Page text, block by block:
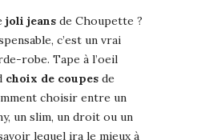
joli jeans de Choupette ?
c’est un vrai
robe. Tape à l’oeil
choix de coupes de
choisir entre un
un slim, un droit ou un
lequel ira le mieux à